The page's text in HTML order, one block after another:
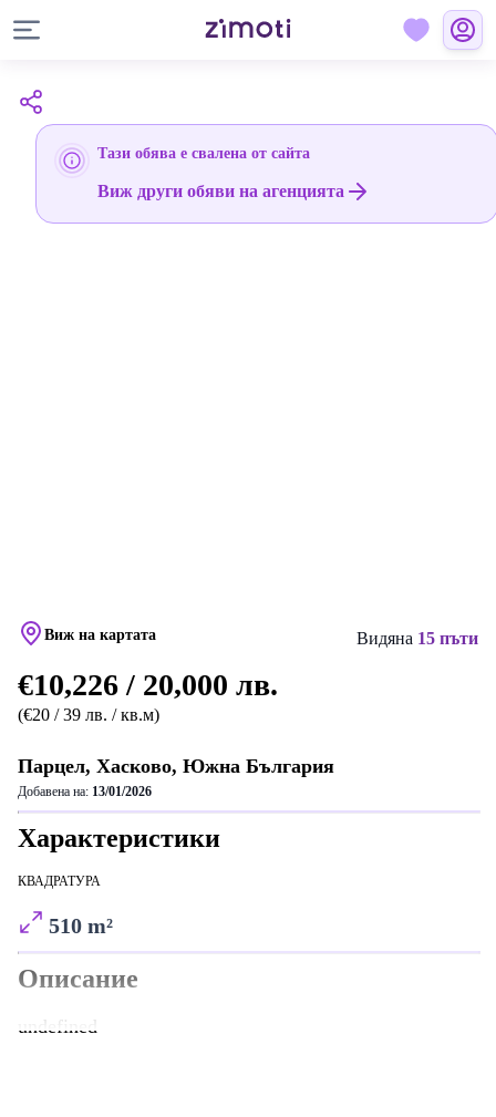
Тази обява е свалена от сайта
Виж други обяви на агенцията
Виж на картата Видяна 15 пъти
€10,226 / 20,000 лв.
(€20 / 39 лв. / кв.м)
Парцел, Хасково, Южна България
Добавена на: 13/01/2026
Характеристики
КВАДРАТУРА
510 m²
Описание
undefined